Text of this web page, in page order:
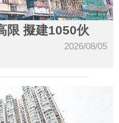
限 擬建1050伙
2026/08/05